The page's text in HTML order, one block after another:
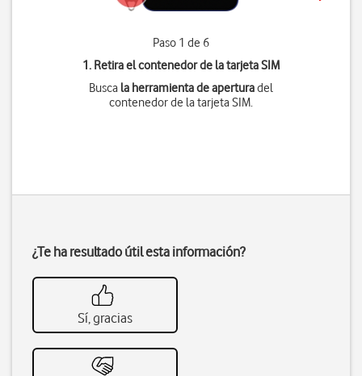
Paso 1 de 6
1. Retira el contenedor de la tarjeta SIM
Busca la herramienta de aperturadel
contenedor de la tarjeta SIM.
¿Te ha resultado útil esta información?
Sí, gracias